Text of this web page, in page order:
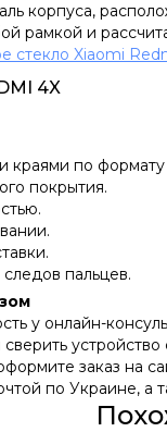
корпуса,
рамкой и
стекло Xiaomi
4X
краями по формату
покрытия.
пальцев.
у онлайн-
сверить
заказ на
по Украине, а